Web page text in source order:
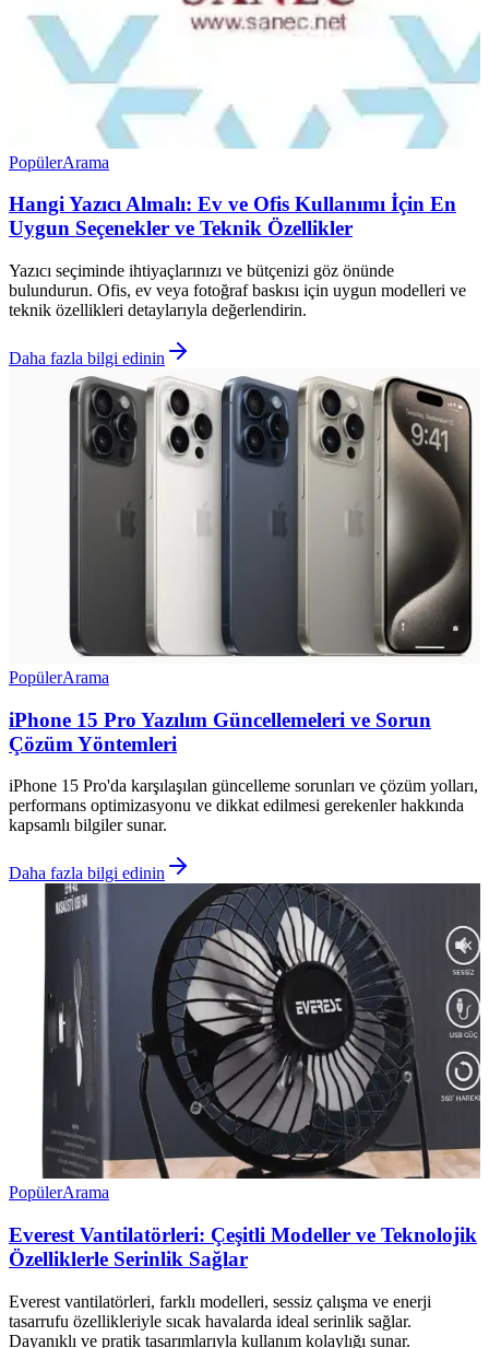
PopülerArama
Hangi Yazıcı Almalı: Ev ve Ofis Kullanımı İçin En
Uygun Seçenekler ve Teknik Özellikler
Yazıcı seçiminde ihtiyaçlarınızı ve bütçenizi göz önünde
bulundurun. Ofis, ev veya fotoğraf baskısı için uygun modelleri ve
teknik özellikleri detaylarıyla değerlendirin.
Daha fazla bilgi edinin
PopülerArama
iPhone 15 Pro Yazılım Güncellemeleri ve Sorun
Çözüm Yöntemleri
iPhone 15 Pro'da karşılaşılan güncelleme sorunları ve çözüm yolları,
performans optimizasyonu ve dikkat edilmesi gerekenler hakkında
kapsamlı bilgiler sunar.
Daha fazla bilgi edinin
PopülerArama
Everest Vantilatörleri: Çeşitli Modeller ve Teknolojik
Özelliklerle Serinlik Sağlar
Everest vantilatörleri, farklı modelleri, sessiz çalışma ve enerji
tasarrufu özellikleriyle sıcak havalarda ideal serinlik sağlar.
Dayanıklı ve pratik tasarımlarıyla kullanım kolaylığı sunar.